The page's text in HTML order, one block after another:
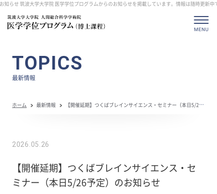
せ 筑波大学大学院 医学学位プログラムからのお知らせを掲載しています。情報は随時更新中
TOPICS
最新情報
ホーム 最新情報 【開催延期】つくばブレインサイエンス・セミナー（本日5/26予定）のお知らせ
2026.05.26
【開催延期】つくばブレインサイエンス・セ
ミナー（本日5/26予定）のお知らせ